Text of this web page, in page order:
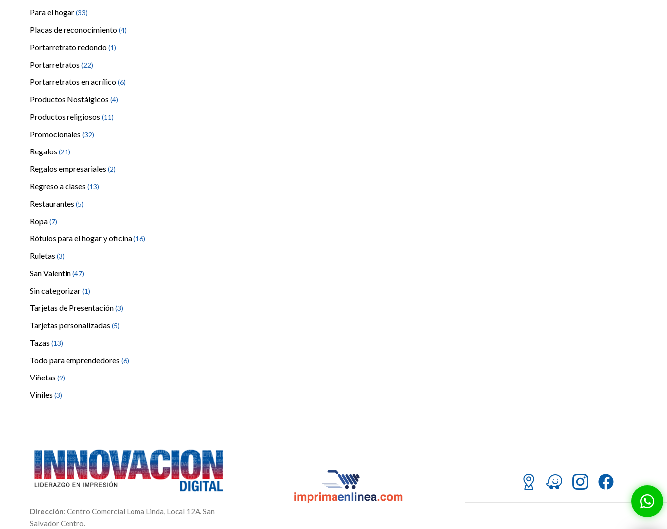
Para el hogar(33)
Placas de reconocimiento(4)
Portarretrato redondo(1)
Portarretratos (22)
Portarretratos en acrílico(6)
Productos Nostálgicos (4)
Productos religiosos (11)
Promocionales (32)
Regalos (21)
Regalos empresariales (2)
Regreso a clases (13)
Restaurantes (5)
Ropa(7)
Rótulos para el hogar y oficina(16)
Ruletas (3)
San Valentín(47)
Sin categorizar(1)
Tarjetas de Presentación(3)
Tarjetas personalizadas (5)
Tazas (13)
Todo para emprendedores (6)
Viñetas (9)
Viniles (3)
Dirección: Centro Comercial Loma Linda, Local 12A. San
Salvador Centro.